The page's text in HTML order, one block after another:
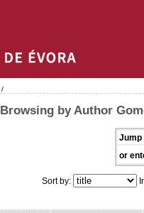
/
Browsing by Author
Jump
or
Sort by: